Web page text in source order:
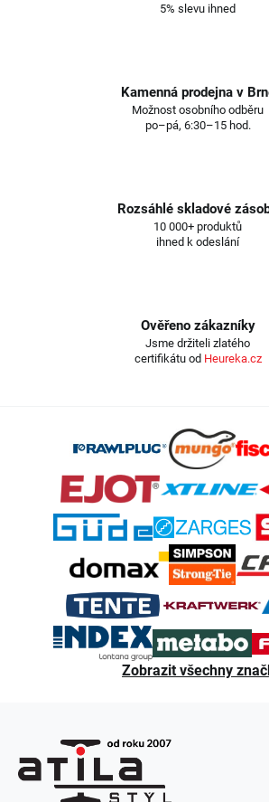
5% slevu ihned
Kamenná prodejna v
Možnost osobního odběru
po–pá, 6:30–15 hod.
Rozsáhlé skladové
10 000+ produktů
ihned k odeslání
Ověřeno zákazníky
Jsme držiteli zlatého
certifikátu od Heureka.cz
Zobrazit všechny